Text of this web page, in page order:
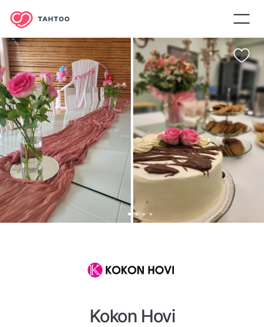
Kokon Hovi